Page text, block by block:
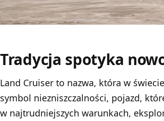
Tradycja spotyka
Land Cruiser to nazwa, która w
symbol niezniszczalności, pojazd,
w najtrudniejszych warunkach,